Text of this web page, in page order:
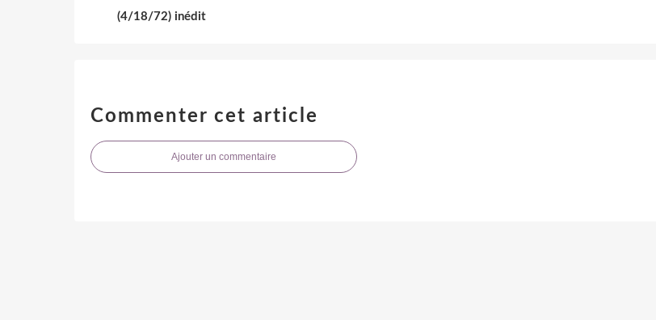
(4/18/72) inédit
Commenter cet article
Ajouter un commentaire